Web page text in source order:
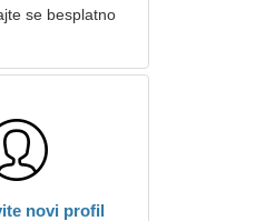
se besplatno
novi profil